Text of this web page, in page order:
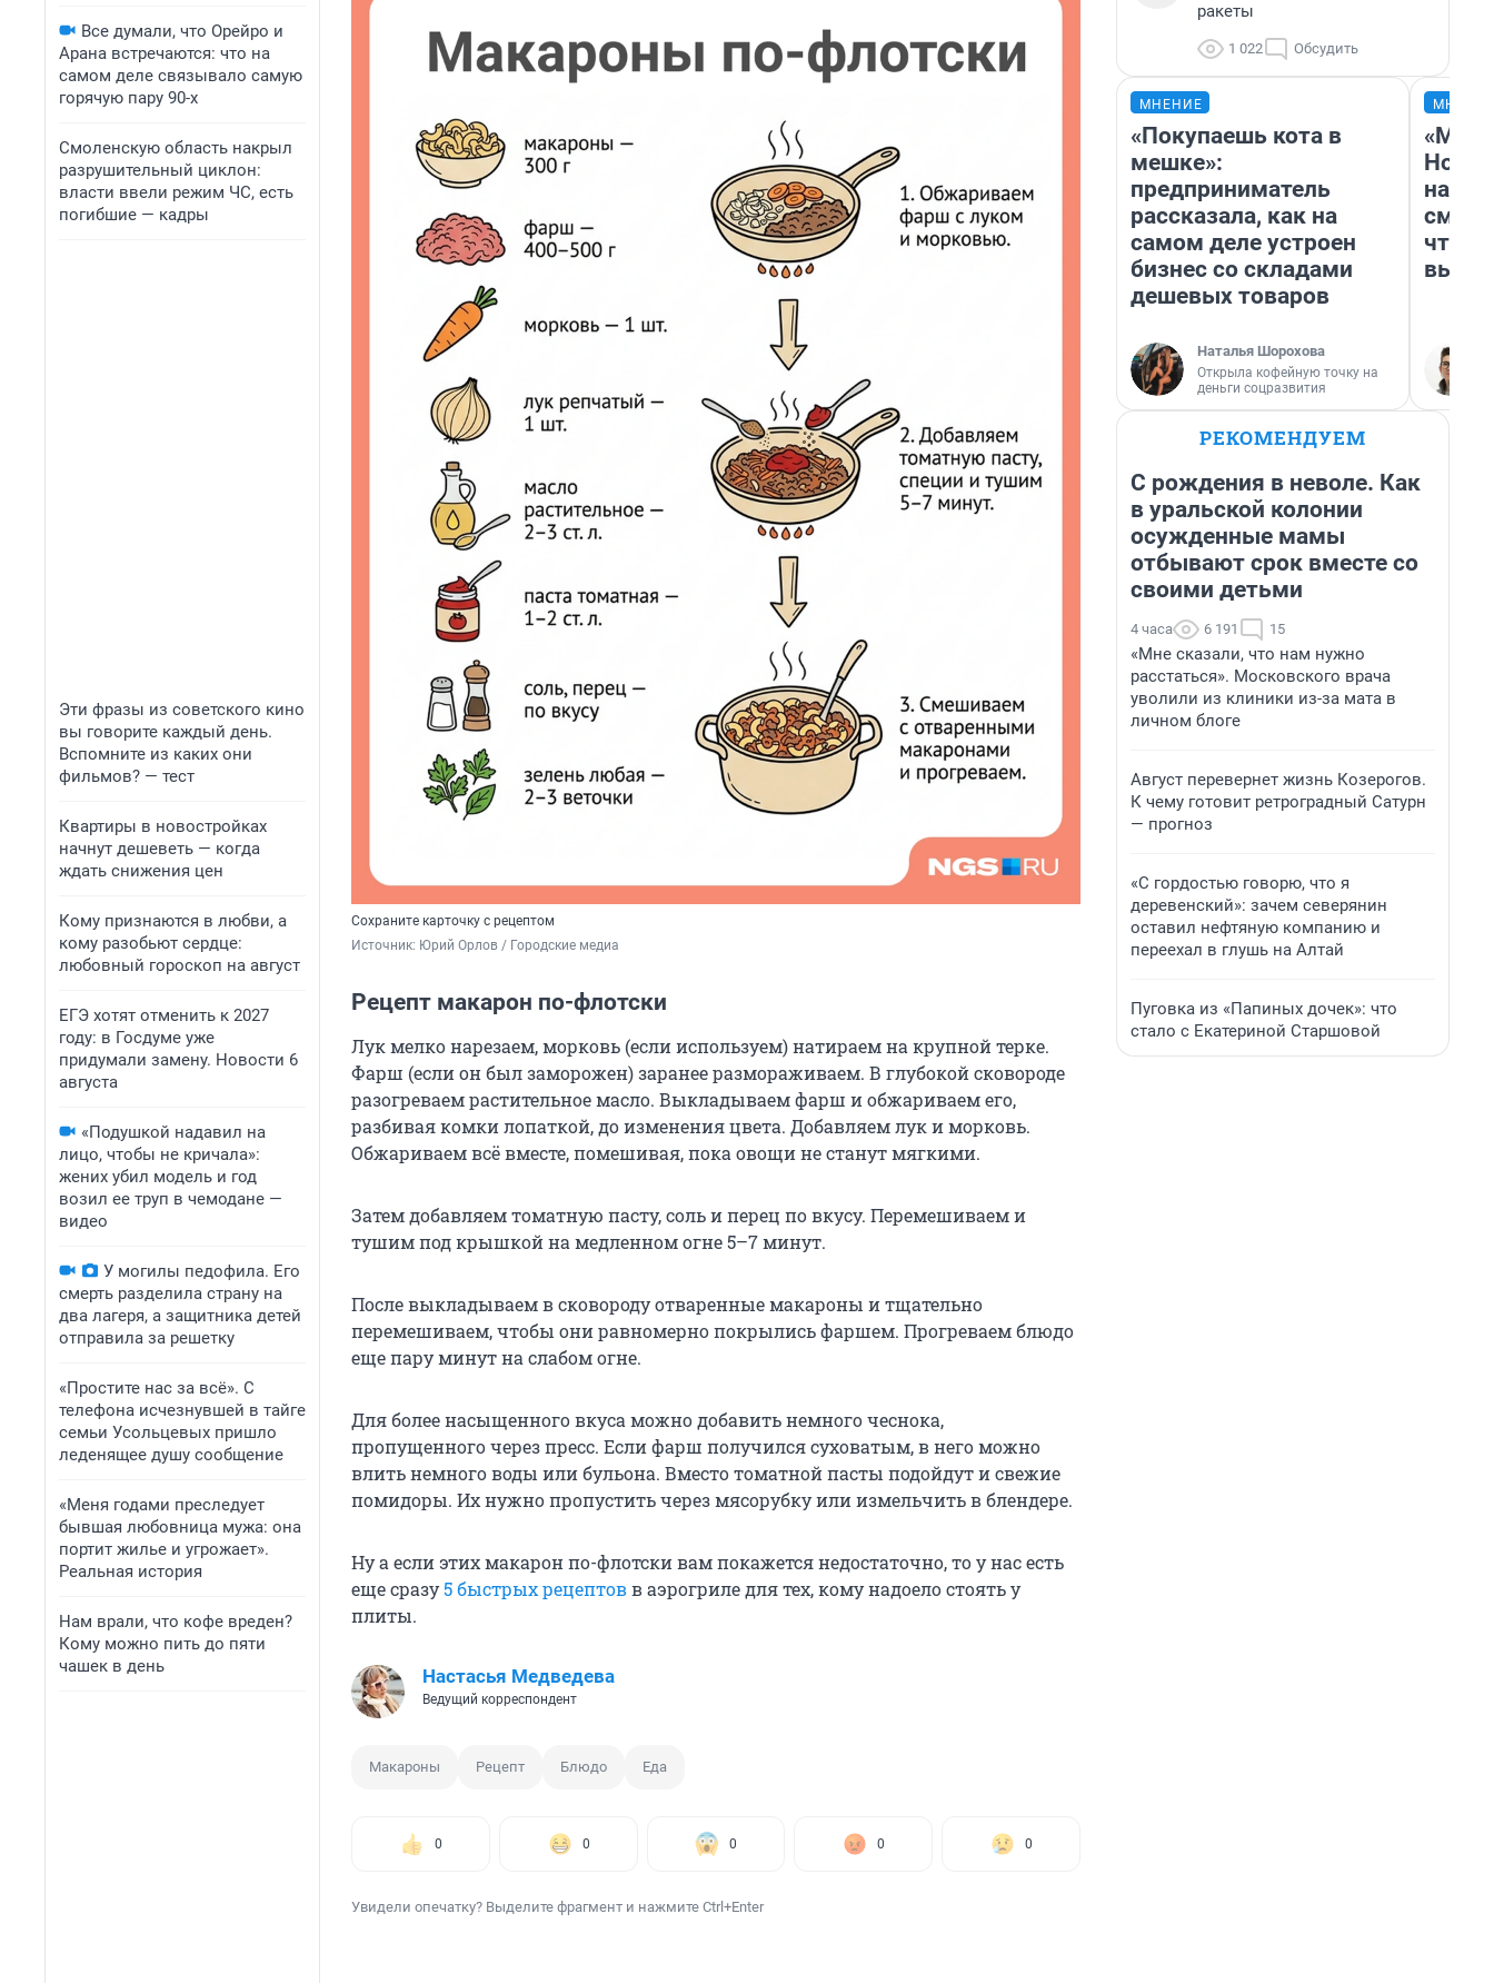
Все думали, что Орейро и
Арана встречаются: что на
самом деле связывало самую
горячую пару 90-х
Смоленскую область накрыл
разрушительный циклон:
власти ввели режим ЧС, есть
погибшие — кадры
Эти фразы из советского кино
вы говорите каждый день.
Вспомните из каких они
фильмов? — тест
Квартиры в новостройках
начнут дешеветь — когда
ждать снижения цен
Кому признаются в любви, а
кому разобьют сердце:
любовный гороскоп на август
ЕГЭ хотят отменить к 2027
году: в Госдуме уже
придумали замену. Новости 6
августа
«Подушкой надавил на
лицо, чтобы не кричала»:
жених убил модель и год
возил ее труп в чемодане —
видео
У могилы педофила. Его
смерть разделила страну на
два лагеря, а защитника детей
отправила за решетку
«Простите нас за всё». С
телефона исчезнувшей в тайге
семьи Усольцевых пришло
леденящее душу сообщение
«Меня годами преследует
бывшая любовница мужа: она
портит жилье и угрожает».
Реальная история
Нам врали, что кофе вреден?
Кому можно пить до пяти
чашек в день
Сохраните карточку с рецептом
Источник: Юрий Орлов / Городские медиа
Рецепт макарон по-флотски
Лук мелко нарезаем, морковь (если используем) натираем на крупной терке.
Фарш (если он был заморожен) заранее размораживаем. В глубокой сковороде
разогреваем растительное масло. Выкладываем фарш и обжариваем его,
разбивая комки лопаткой, до изменения цвета. Добавляем лук и морковь.
Обжариваем всё вместе, помешивая, пока овощи не станут мягкими.
Затем добавляем томатную пасту, соль и перец по вкусу. Перемешиваем и
тушим под крышкой на медленном огне 5–7 минут.
После выкладываем в сковороду отваренные макароны и тщательно
перемешиваем, чтобы они равномерно покрылись фаршем. Прогреваем блюдо
еще пару минут на слабом огне.
Для более насыщенного вкуса можно добавить немного чеснока,
пропущенного через пресс. Если фарш получился суховатым, в него можно
влить немного воды или бульона. Вместо томатной пасты подойдут и свежие
помидоры. Их нужно пропустить через мясорубку или измельчить в блендере.
Ну а если этих макарон по-флотски вам покажется недостаточно, то у нас есть
еще сразу5 быстрых рецептовв аэрогриле для тех, кому надоело стоять у
плиты.
Настасья Медведева
Ведущий корреспондент
Макароны Рецепт Блюдо Еда
0 0 0 0 0
Увидели опечатку? Выделите фрагмент и нажмите Ctrl+Enter
ракеты
1 022 Обсудить
МНЕНИЕ
«Покупаешь кота в
мешке»:
предприниматель
рассказала, как на
самом деле устроен
бизнес со складами
дешевых товаров
Наталья Шорохова
Открыла кофейную точку на
деньги соцразвития
«Мы
РЕКОМЕНДУЕМ
С рождения в неволе. Как
в уральской колонии
осужденные мамы
отбывают срок вместе со
своими детьми
4 часа 6 191 15
«Мне сказали, что нам нужно
расстаться». Московского врача
уволили из клиники из-за мата в
личном блоге
Август перевернет жизнь Козерогов.
К чему готовит ретроградный Сатурн
— прогноз
«С гордостью говорю, что я
деревенский»: зачем северянин
оставил нефтяную компанию и
переехал в глушь на Алтай
Пуговка из «Папиных дочек»: что
стало с Екатериной Старшовой